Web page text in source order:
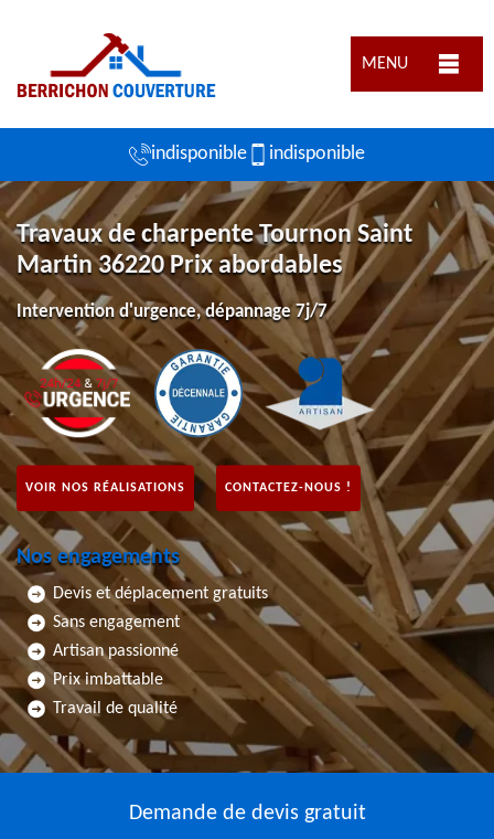
MENU
indisponible indisponible
Travaux de charpente Tournon Saint
Martin 36220 Prix abordables
Intervention d'urgence, dépannage 7j/7
VOIR NOS RÉALISATIONS CONTACTEZ-NOUS !
Nos engagements
Devis et déplacement gratuits
Sans engagement
Artisan passionné
Prix imbattable
Travail de qualité
Demande de devis gratuit